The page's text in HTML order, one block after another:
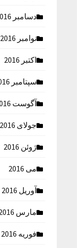
دسامبر 2016
نوامبر 2016
اکتبر 2016
سپتامبر 2016
آگوست 2016
جولای 2016
ژوئن 2016
می 2016
آوریل 2016
مارس 2016
فوریه 2016